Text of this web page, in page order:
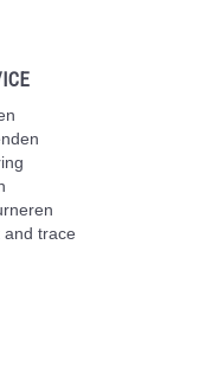
and trace